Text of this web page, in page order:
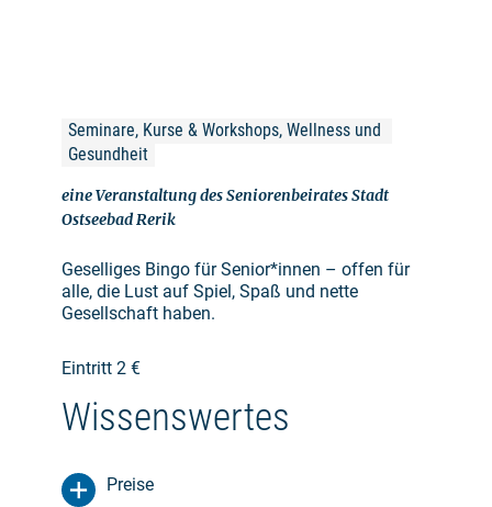
Seminare, Kurse & Workshops, Wellness und
Gesundheit
eine Veranstaltung des Seniorenbeirates Stadt
Ostseebad Rerik
Geselliges Bingo für Senior*innen – offen für
alle, die Lust auf Spiel, Spaß und nette
Gesellschaft haben.
Eintritt 2 €
Wissenswertes
Preise